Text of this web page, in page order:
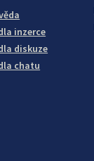
inzerce
diskuze
chatu